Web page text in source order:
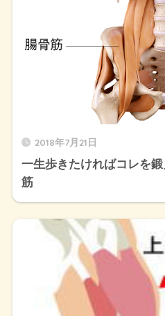
2018年7月21日
一生歩きたければコレを
筋